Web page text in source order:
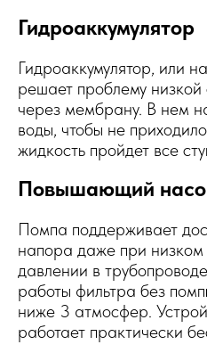
Гидроаккумулятор
Гидроаккумулятор, или
решает проблему низкой
через мембрану. В нем
воды, чтобы не
жидкость пройдет все
Повышающий
Помпа поддерживает
напора даже при низком
давлении в
работы фильтра без
ниже 3 атмосфер.
работает практически